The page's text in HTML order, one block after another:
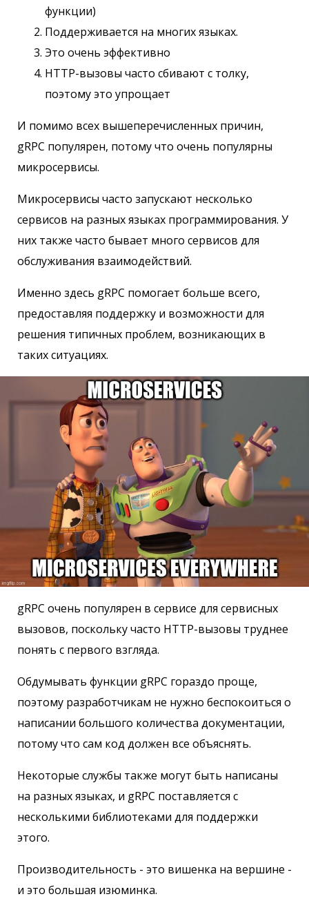
функции)
Поддерживается на многих языках.
Это очень эффективно
HTTP-вызовы часто сбивают с толку,
поэтому это упрощает
И помимо всех вышеперечисленных причин,
gRPC популярен, потому что очень популярны
микросервисы.
Микросервисы часто запускают несколько
сервисов на разных языках программирования. У
них также часто бывает много сервисов для
обслуживания взаимодействий.
Именно здесь gRPC помогает больше всего,
предоставляя поддержку и возможности для
решения типичных проблем, возникающих в
таких ситуациях.
gRPC очень популярен в сервисе для сервисных
вызовов, поскольку часто HTTP-вызовы труднее
понять с первого взгляда.
Обдумывать функции gRPC гораздо проще,
поэтому разработчикам не нужно беспокоиться о
написании большого количества документации,
потому что сам код должен все объяснять.
Некоторые службы также могут быть написаны
на разных языках, и gRPC поставляется с
несколькими библиотеками для поддержки
этого.
Производительность - это вишенка на вершине -
и это большая изюминка.